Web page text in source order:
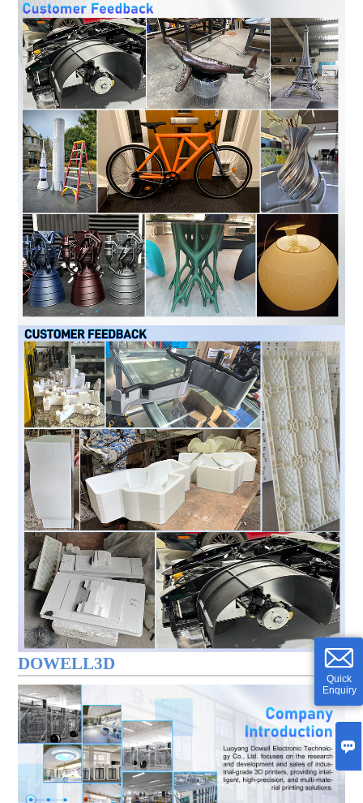

Quick
Enquiry
DOWELL3D